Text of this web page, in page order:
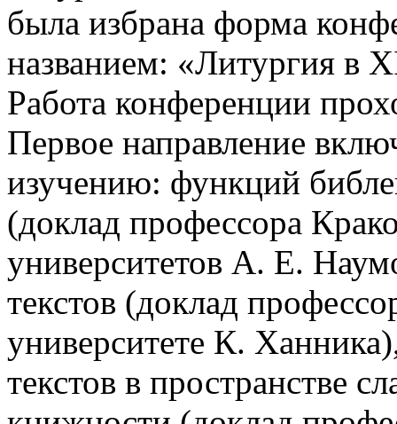
была избрана форма
названием: «Литургия в
Работа конференции
Первое направление
изучению: функций
(доклад профессора
университетов А. Е.
текстов (доклад
университете К.
текстов в пространстве